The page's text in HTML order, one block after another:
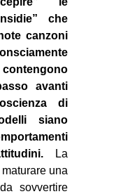
che
canzoni
avanti
di
siano
La
una
sovvertire